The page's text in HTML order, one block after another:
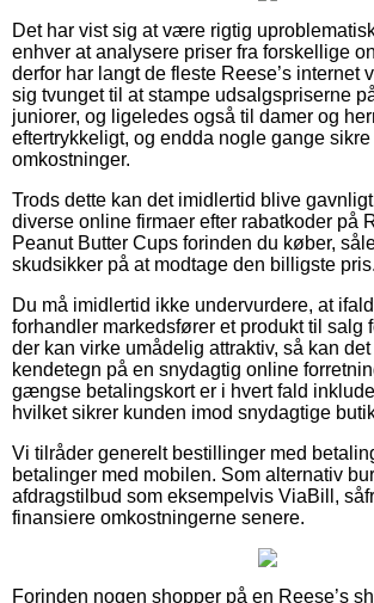
Det har vist sig at være rigtig
enhver at analysere priser fra forskellige
derfor har langt de fleste Reese’s internet
sig tvunget til at stampe udsalgspriserne
juniorer, og ligeledes også til damer og
eftertrykkeligt, og endda nogle gange
omkostninger.
Trods dette kan det imidlertid blive
diverse online firmaer efter rabatkoder på
Peanut Butter Cups forinden du køber,
skudsikker på at modtage den billigste pris.
Du må imidlertid ikke undervurdere, at
forhandler markedsfører et produkt til salg
der kan virke umådelig attraktiv, så kan
kendetegn på en snydagtig online
gængse betalingskort er i hvert fald
hvilket sikrer kunden imod snydagtige
Vi tilråder generelt bestillinger med
betalinger med mobilen. Som alternativ
afdragstilbud som eksempelvis ViaBill,
finansiere omkostningerne senere.
Forinden nogen shopper på en Reese’s